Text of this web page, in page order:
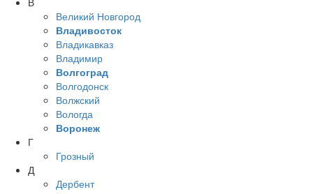
Великий Новгород
Владивосток
Владикавказ
Владимир
Волгоград
Волгодонск
Волжский
Вологда
Воронеж
Г
Грозный
Д
Дербент